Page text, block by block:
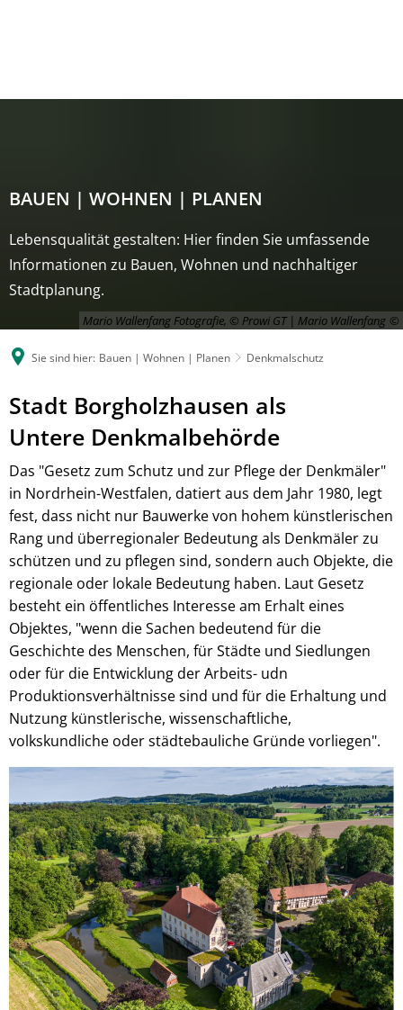
Mario Wallenfang Fotografie, © Prowi GT | Mario Wallenfang
BAUEN | WOHNEN | PLANEN
Lebensqualität gestalten: Hier finden Sie umfassende
Informationen zu Bauen, Wohnen und nachhaltiger
Stadtplanung.
Sie sind hier: Bauen | Wohnen | Planen Denkmalschutz
Stadt Borgholzhausen als
Untere Denkmalbehörde
Das "Gesetz zum Schutz und zur Pflege der Denkmäler"
in Nordrhein-Westfalen, datiert aus dem Jahr 1980, legt
fest, dass nicht nur Bauwerke von hohem künstlerischen
Rang und überregionaler Bedeutung als Denkmäler zu
schützen und zu pflegen sind, sondern auch Objekte, die
regionale oder lokale Bedeutung haben. Laut Gesetz
besteht ein öffentliches Interesse am Erhalt eines
Objektes, "wenn die Sachen bedeutend für die
Geschichte des Menschen, für Städte und Siedlungen
oder für die Entwicklung der Arbeits- udn
Produktionsverhältnisse sind und für die Erhaltung und
Nutzung künstlerische, wissenschaftliche,
volkskundliche oder städtebauliche Gründe vorliegen".